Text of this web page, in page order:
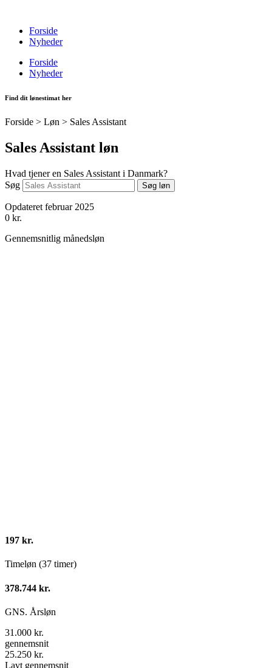
indholdForside
Nyheder
Forside
Nyheder
Find dit lønestimat her
Forside > Løn > Sales Assistant
Sales Assistant løn
Hvad tjener en Sales Assistant i Danmark?
Søg
Søg løn
Opdateret februar 2025
0 kr.
Gennemsnitlig månedsløn
197 kr.
Timeløn (37 timer)
378.744 kr.
GNS. Årsløn
31.000 kr.
gennemsnit
25.250 kr.
Lavt gennemsnit